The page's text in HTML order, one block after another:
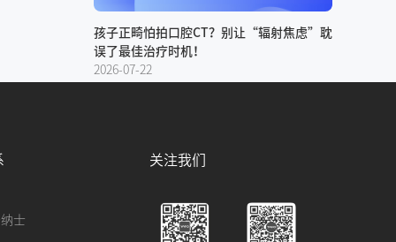
孩子正畸怕拍口腔CT？别让“辐射焦虑”耽
误了最佳治疗时机！
2026-07-22
士
关注我们